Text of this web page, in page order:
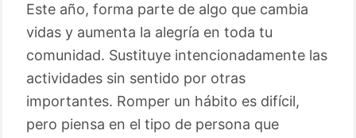
Este año, forma parte de algo que cambia
vidas y aumenta la alegría en toda tu
comunidad. Sustituye intencionadamente las
actividades sin sentido por otras
importantes. Romper un hábito es difícil,
pero piensa en el tipo de persona que